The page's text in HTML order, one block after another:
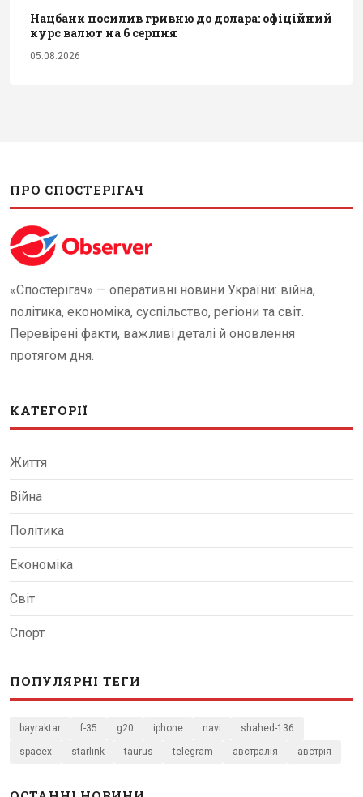
Нацбанк посилив гривню до долара: офіційний
курс валют на 6 серпня
05.08.2026
ПРО СПОСТЕРІГАЧ
«Спостерігач» — оперативні новини України: війна,
політика, економіка, суспільство, регіони та світ.
Перевірені факти, важливі деталі й оновлення
протягом дня.
КАТЕГОРІЇ
Життя
Війна
Політика
Економіка
Світ
Спорт
ПОПУЛЯРНІ ТЕГИ
bayraktar f-35 g20 iphone navi shahed-136
spacex starlink taurus telegram австралія австрія